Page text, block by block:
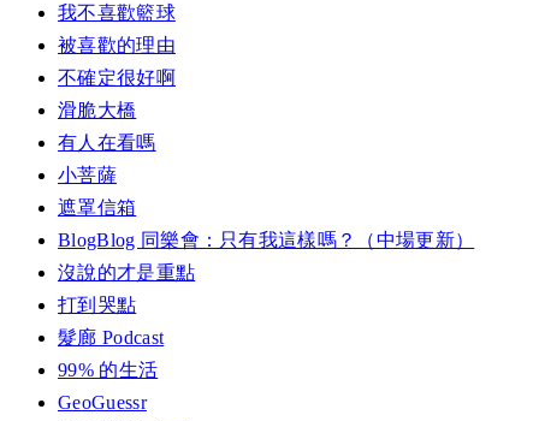
我不喜歡籃球
被喜歡的理由
不確定很好啊
滑脆大橋
有人在看嗎
小菩薩
遮罩信箱
BlogBlog 同樂會：只有我這樣嗎？（中場更新）
沒說的才是重點
打到哭點
髮廊 Podcast
99% 的生活
GeoGuessr